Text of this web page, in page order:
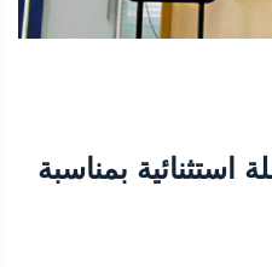
استثنائية بمناسبة